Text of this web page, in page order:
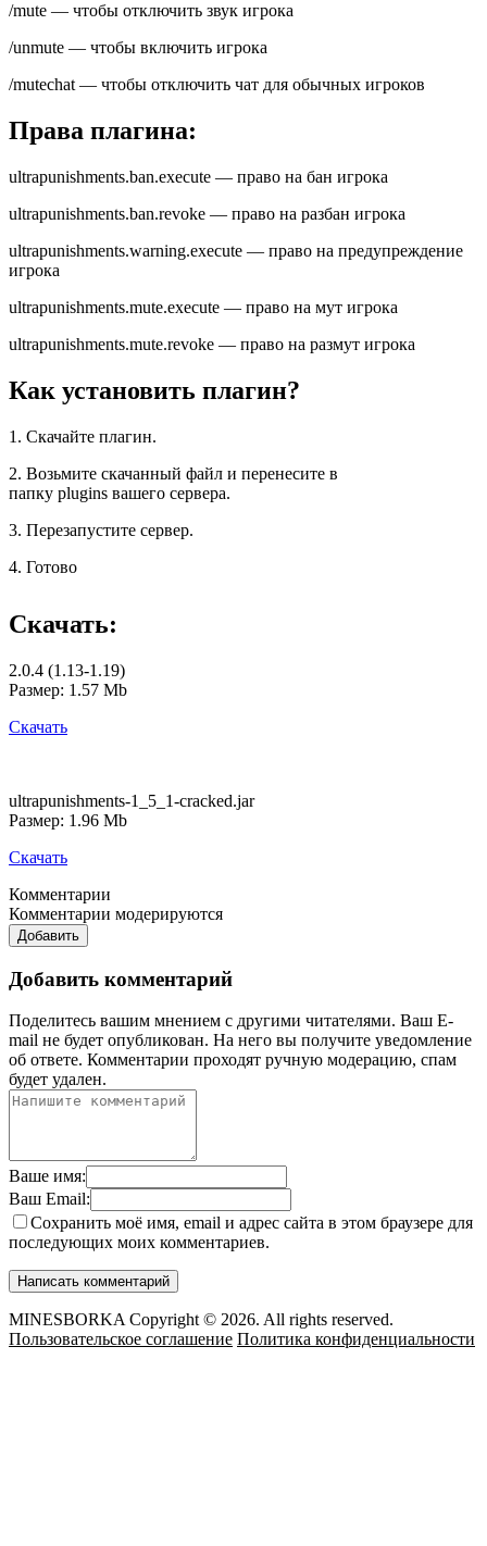
/mute — чтобы отключить звук игрока
/unmute — чтобы включить игрока
/mutechat — чтобы отключить чат для обычных игроков
Права плагина:
ultrapunishments.ban.execute — право на бан игрока
ultrapunishments.ban.revoke — право на разбан игрока
ultrapunishments.warning.execute — право на предупреждение
игрока
ultrapunishments.mute.execute — право на мут игрока
ultrapunishments.mute.revoke — право на размут игрока
Как установить плагин?
1. Скачайте плагин.
2. Возьмите скачанный файл и перенесите в
папку plugins вашего сервера.
3. Перезапустите сервер.
4. Готово
Скачать:
2.0.4 (1.13-1.19)
Размер: 1.57 Mb
Скачать
ultrapunishments-1_5_1-cracked.jar
Размер: 1.96 Mb
Скачать
Комментарии
Комментарии модерируются
Добавить
Добавить комментарий
Поделитесь вашим мнением с другими читателями. Ваш E-
mail не будет опубликован. На него вы получите уведомление
об ответе. Комментарии проходят ручную модерацию, спам
будет удален.
Ваше имя:
Ваш Email:
Сохранить моё имя, email и адрес сайта в этом браузере для
последующих моих комментариев.
MINESBORKA Copyright © 2026. All rights reserved.
Пользовательское соглашение Политика конфиденциальности